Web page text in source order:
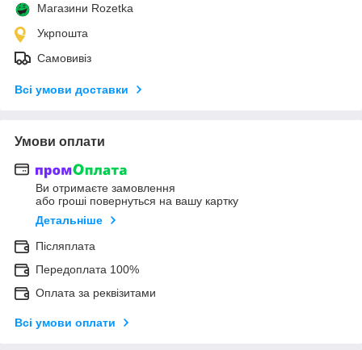
Магазини Rozetka
Укрпошта
Самовивіз
Всі умови доставки
Умови оплати
Ви отримаєте замовлення
або гроші повернуться на вашу картку
Детальніше
Післяплата
Передоплата 100%
Оплата за реквізитами
Всі умови оплати